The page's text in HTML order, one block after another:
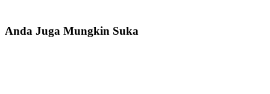
Anda Juga Mungkin Suka